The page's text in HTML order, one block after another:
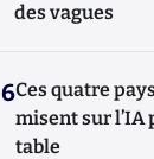
des vagues
6Ces quatre
misent sur l’IA
table